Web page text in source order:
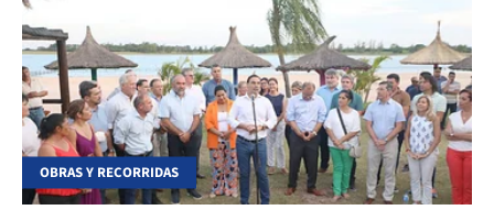
OBRAS Y RECORRIDAS